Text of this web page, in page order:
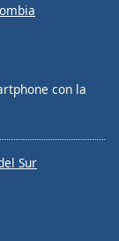
con la
Sur